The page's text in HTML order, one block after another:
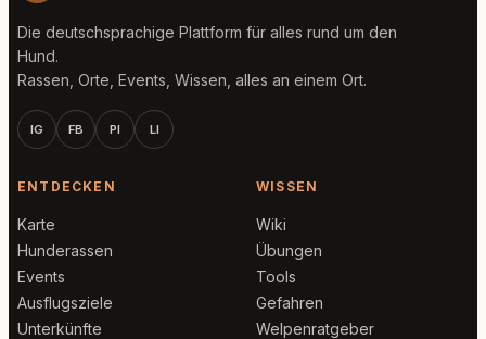
Die deutschsprachige Plattform für alles rund um den
Hund.
Rassen, Orte, Events, Wissen, alles an einem Ort.
IG FB PI LI
ENTDECKEN
Karte
Hunderassen
Events
Ausflugsziele
Unterkünfte
WISSEN
Wiki
Übungen
Tools
Gefahren
Welpenratgeber